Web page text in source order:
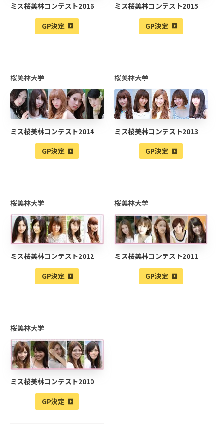
ミス桜美林コンテスト2016
GP決定
ミス桜美林コンテスト2015
GP決定
桜美林大学
ミス桜美林コンテスト2014
GP決定
桜美林大学
ミス桜美林コンテスト2013
GP決定
桜美林大学
ミス桜美林コンテスト2012
GP決定
桜美林大学
ミス桜美林コンテスト2011
GP決定
桜美林大学
ミス桜美林コンテスト2010
GP決定